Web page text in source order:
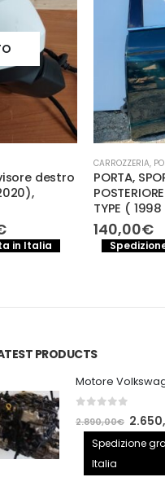
destro
Il
prezzo
attuale
in Italia
CARROZZERIA,
PORTA,
TYPE (
140,00€
PRODUCTS
2.890,00€ Il
prezzo
Spedizione
Italia